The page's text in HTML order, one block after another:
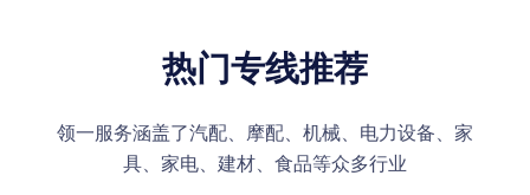
热门专线推荐
领一服务涵盖了汽配、摩配、机械、电力设备、家
具、家电、建材、食品等众多行业